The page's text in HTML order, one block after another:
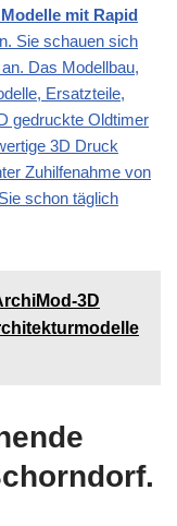
mit Rapid
Sie schauen sich
Das Modellbau,
Ersatzteile,
gedruckte Oldtimer
3D Druck
Zuhilfenahme von
schon täglich
3D